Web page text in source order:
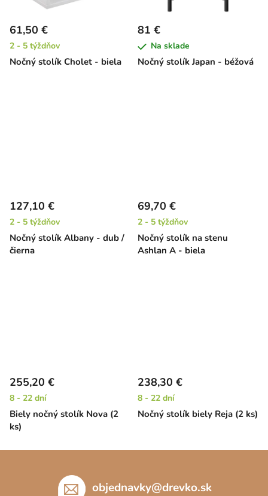
Nočný stolík Cholet - biela
61,50 €
2 - 5 týždňov
Nočný stolík Japan - béžová
81 €
Na sklade
Nočný stolík Albany - dub /
čierna
127,10 €
2 - 5 týždňov
Nočný stolík na stenu
Ashlan A - biela
69,70 €
2 - 5 týždňov
Biely nočný stolík Nova (2
ks)
255,20 €
8 - 22 dní
Nočný stolík biely Reja (2 ks)
238,30 €
8 - 22 dní
objednavky@drevko.sk